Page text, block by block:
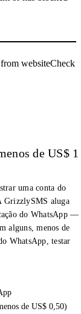
websiteCheck
de US$ 1
uma conta do
GrizzlySMS aluga
do WhatsApp —
alguns, menos de
WhatsApp, testar
de US$ 0,50)